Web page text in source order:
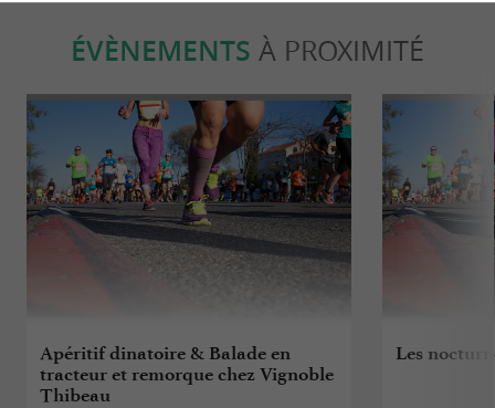
ÉVÈNEMENTS À PROXIMITÉ
Apéritif dinatoire & Balade en
tracteur et remorque chez Vignoble
Thibeau
Les